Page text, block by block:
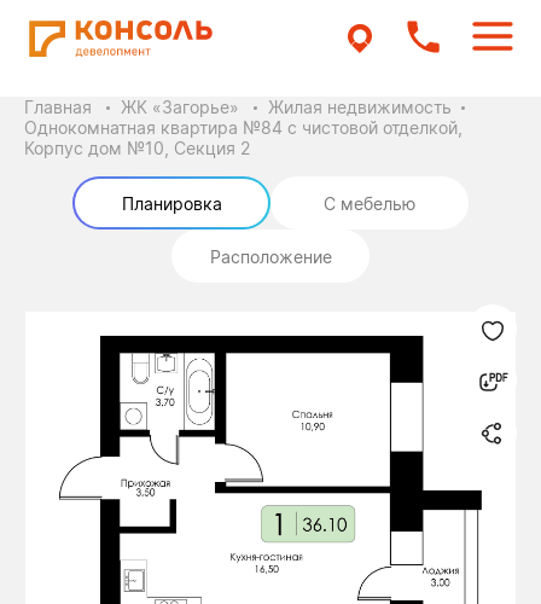
Главная ЖК «Загорье»
Жилая недвижимость
Однокомнатная квартира №84 с чистовой отделкой,
Корпус дом №10, Секция 2
Планировка С мебелью
Расположение